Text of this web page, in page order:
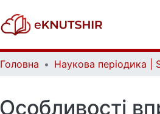
Головна
Особливості